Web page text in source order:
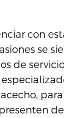
con
se
de